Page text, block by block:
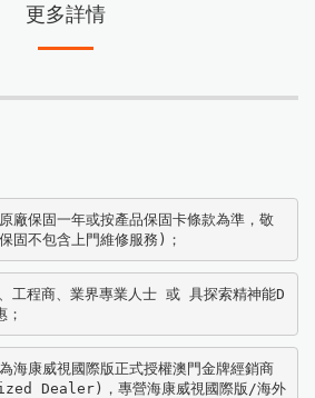
更多詳情
廠保固一年或按產品保固卡條款為準，敬
固不包含上門維修服務)；
工程商、業界專業人士 或 具探索精神能D
海康威視國際版正式授權澳門金牌經銷商
Dealer)，專營海康威視國際版/海外